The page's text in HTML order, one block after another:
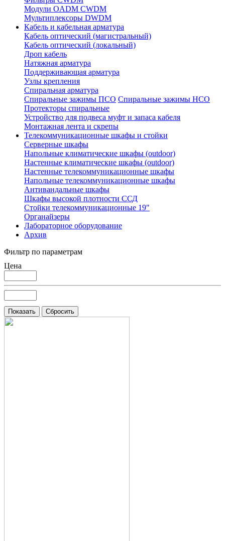
Модули OADM CWDM
Мультиплексоры DWDM
Кабель и кабельная арматура
Кабель оптический (магистральный)
Кабель оптический (локальный)
Дроп кабель
Натяжная арматура
Поддерживающая арматура
Узлы крепления
Спиральная арматура
Спиральные зажимы ПСО Спиральные зажимы НСО
Протекторы спиральные
Устройство для подвеса муфт и запаса кабеля
Монтажная лента и скрепы
Телекоммуникационные шкафы и стойки
Серверные шкафы
Напольные климатические шкафы (outdoor)
Настенные климатические шкафы (outdoor)
Настенные телекоммуникационные шкафы
Напольные телекоммуникационные шкафы
Антивандальные шкафы
Шкафы высокой плотности ССД
Стойки телекоммуникационные 19"
Органайзеры
Лабораторное оборудование
Архив
Фильтр по параметрам
Цена